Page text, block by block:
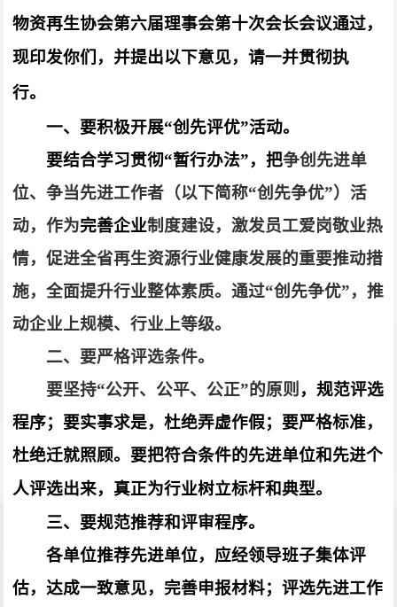
物资再生协会第六届理事会第十次会长会议通过，
现印发你们，并提出以下意见，请一并贯彻执
行。
一、要积极开展“创先评优”活动。
要结合学习贯彻“暂行办法”，把争创先进单
位、争当先进工作者（以下简称“创先争优”）活
动，作为完善企业制度建设，激发员工爱岗敬业热
情，促进全省再生资源行业健康发展的重要推动措
施，全面提升行业整体素质。通过“创先争优”，推
动企业上规模、行业上等级。
二、要严格评选条件。
要坚持“公开、公平、公正”的原则 ，规范评选
程序；要实事求是，杜绝弄虚作假；要严格标准，
杜绝迁就照顾。要把符合条件的先进单位和先进个
人评选出来，真正为行业树立标杆和典型。
三、要规范推荐和评审程序。
各单位推荐先进单位，应经领导班子集体评
估，达成一致意见，完善申报材料；评选先进工作